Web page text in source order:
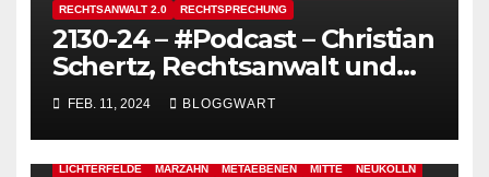
RECHTSANWALT 2.0
RECHTSPRECHUNG
2130-24 – #Podcast – Christian
Schertz, Rechtsanwalt und
Retter der Privatsphäre – Mut
und den Willen zum Sieg –
Liebt er Italien?
FEB. 11, 2024 BLOGGWART
ALLTAG BERLIN & SEINE BEZIRKE
BERLINER SPECKGÜRTEL
LICHTERFELDE
MARZAHN METAEBENEN MITTE
NEUKÖLLN